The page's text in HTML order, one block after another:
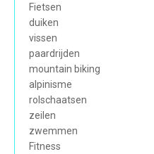
Fietsen
duiken
vissen
paardrijden
mountain biking
alpinisme
rolschaatsen
zeilen
zwemmen
Fitness